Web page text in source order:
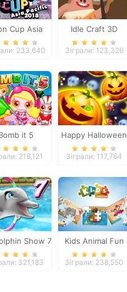
Cup Asia
2018
233,640
Idle Craft 3D
Зіграли: 123,326
it 5
218,121
Happy Halloween
Зіграли: 117,764
Show 7
321,183
Kids Animal Fun
Зіграли: 238,550